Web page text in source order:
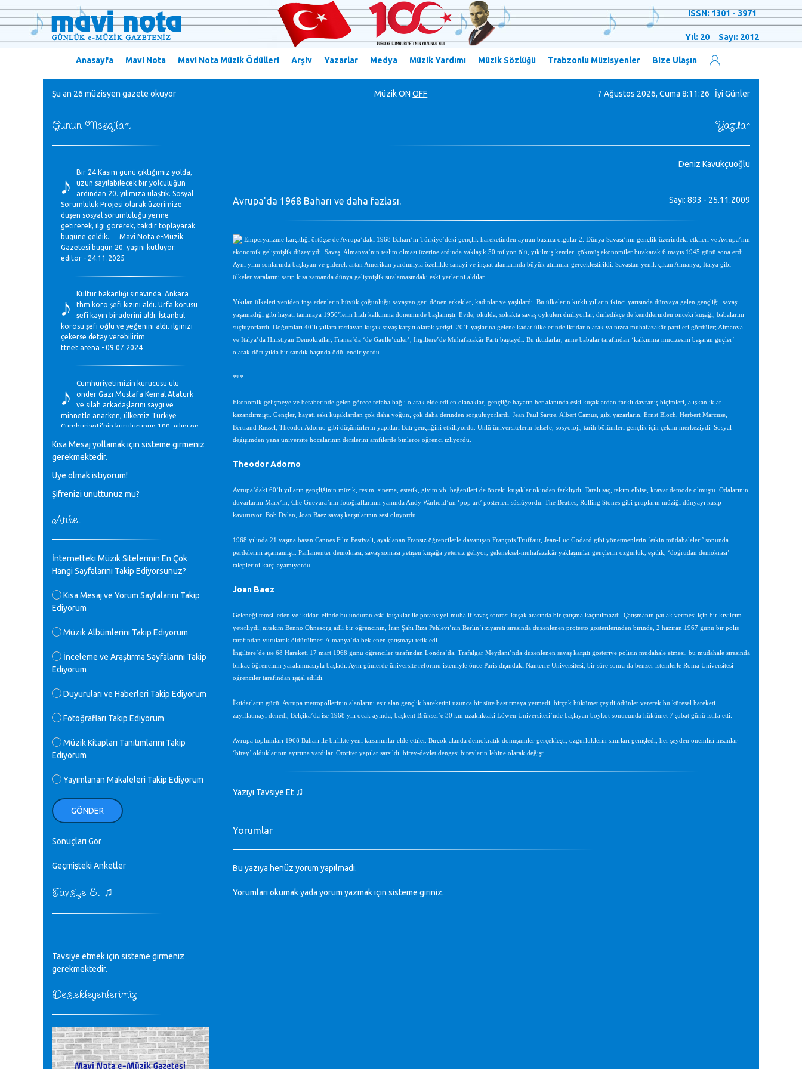
ISSN: 1301 - 3971
Yıl: 20 Sayı: 2012
Anasayfa Mavi Nota Mavi Nota Müzik Ödülleri Arşiv Yazarlar Medya Müzik Yardımı Müzik Sözlüğü Trabzonlu Müzisyenler Bize Ulaşın
Şu an 26 müzisyen gazete okuyor MüzikON OFF 7 Ağustos 2026, Cuma 8:11:27 İyi Günler
Günün Mesajları
♪
Bir 24 Kasım günü çıktığımız yolda,
uzun sayılabilecek bir yolculuğun
ardından 20. yılımıza ulaştık. Sosyal
Sorumluluk Projesi olarak üzerimize
düşen sosyal sorumluluğu yerine
getirerek, ilgi görerek, takdir toplayarak
bugüne geldik. Mavi Nota e-Müzik
Gazetesi bugün 20. yaşını kutluyor.
editör - 24.11.2025
♪
Kültür bakanlığı sınavında. Ankara
thm koro şefi kızını aldı. Urfa korusu
şefi kayın biraderini aldı. İstanbul
korosu şefi oğlu ve yeğenini aldı. ilginizi
çekerse detay verebilirim
ttnet arena - 09.07.2024
♪
Cumhuriyetimizin kurucusu ulu
önder Gazi Mustafa Kemal Atatürk
ve silah arkadaşlarını saygı ve
minnetle anarken, ülkemiz Türkiye
Cumhuriyeti’nin kuruluşunun 100. yılını en
Mavi Nota - 28.10.2023
♪
Müzik Bölümlerinin Eğitim
Gülşah Sargın Kaptaş - 28.10.2023
♪
Mavi Nota - 07.02.2023
♪
30 yıl sonra karşılaşmak çok güzel
Kurtuluş, teveccüh etmişsin çok
verirsen sevinirim, selamlar, sevgiler.
♪
yıllarımda özel radyo yayıncılığı
ödülüne layık görülmüştüm evde yıllar
arayayım dediğimde ikinci büyük şoku
yaşadım 1994 de verdiği ödülü değerli
hocam arşivinde fotoğraf larımız ile
emek emeği geçen herkese en derin
ellerinden benim için öpün.
Kurtuluş Çelebi - 07.01.2023
♪
Mavi Nota - 24.11.2022
♪
Biliyorum Cüneyt bey, yazımda da
♪
sayın müfit bey bilgilerinizi kontrol
edi 6440 sayılı cso kurulrş kanununda
Kısa Mesaj yollamak için sisteme girmeniz
gerekmektedir.
Üye olmak istiyorum!
Şifrenizi unuttunuz mu?
Anket
İnternetteki Müzik Sitelerinin En Çok
Hangi Sayfalarını Takip Ediyorsunuz?
Kısa Mesaj ve Yorum Sayfalarını Takip
Ediyorum
Müzik Albümlerini Takip Ediyorum
İnceleme ve Araştırma Sayfalarını Takip
Ediyorum
Duyuruları ve Haberleri Takip Ediyorum
Fotoğrafları Takip Ediyorum
Müzik Kitapları Tanıtımlarını Takip
Ediyorum
Yayımlanan Makaleleri Takip Ediyorum
GÖNDER
Sonuçları Gör
Geçmişteki Anketler
Tavsiye Et ♫
Tavsiye etmek için sisteme girmeniz
gerekmektedir.
Destekleyenlerimiz
Yazılar
Deniz Kavukçuoğlu
Avrupa'da 1968 Baharı ve daha fazlası. Sayı: 893 - 25.11.2009
Emperyalizme karşıtlığı örtüşse de Avrupa’daki 1968 Baharı’nı Türkiye’deki gençlik hareketinden ayıran başlıca olgular 2. Dünya Savaşı’nın gençlik üzerindeki etkileri ve Avrupa’nın
ekonomik gelişmişlik düzeyiydi. Savaş, Almanya’nın teslim olması üzerine ardında yaklaşık 50 milyon ölü, yıkılmış kentler, çökmüş ekonomiler bırakarak 6 mayıs 1945 günü sona erdi.
Aynı yılın sonlarında başlayan ve giderek artan Amerikan yardımıyla özellikle sanayi ve inşaat alanlarında büyük atılımlar gerçekleştirildi. Savaştan yenik çıkan Almanya, İtalya gibi
ülkeler yaralarını sarıp kısa zamanda dünya gelişmişlik sıralamasındaki eski yerlerini aldılar.
Yıkılan ülkeleri yeniden inşa edenlerin büyük çoğunluğu savaştan geri dönen erkekler, kadınlar ve yaşlılardı. Bu ülkelerin kırklı yılların ikinci yarısında dünyaya gelen gençliği, savaşı
yaşamadığı gibi hayatı tanımaya 1950’lerin hızlı kalkınma döneminde başlamıştı. Evde, okulda, sokakta savaş öyküleri dinliyorlar, dinledikçe de kendilerinden önceki kuşağı, babalarını
suçluyorlardı. Doğumları 40’lı yıllara rastlayan kuşak savaş karşıtı olarak yetişti. 20’li yaşlarına gelene kadar ülkelerinde iktidar olarak yalnızca muhafazakâr partileri gördüler; Almanya
ve İtalya’da Hıristiyan Demokratlar, Fransa’da ‘de Gaulle’cüler’, İngiltere’de Muhafazakâr Parti baştaydı. Bu iktidarlar, anne babalar tarafından ‘kalkınma mucizesini başaran güçler’
olarak dört yılda bir sandık başında ödüllendiriyordu.
***
Ekonomik gelişmeye ve beraberinde gelen görece refaha bağlı olarak elde edilen olanaklar, gençliğe hayatın her alanında eski kuşaklardan farklı davranış biçimleri, alışkanlıklar
kazandırmıştı. Gençler, hayatı eski kuşaklardan çok daha yoğun, çok daha derinden sorguluyorlardı. Jean Paul Sartre, Albert Camus, gibi yazarların, Ernst Bloch, Herbert Marcuse,
Bertrand Russel, Theodor Adorno gibi düşünürlerin yapıtları Batı gençliğini etkiliyordu. Ünlü üniversitelerin felsefe, sosyoloji, tarih bölümleri gençlik için çekim merkeziydi. Sosyal
değişimden yana üniversite hocalarının derslerini amfilerde binlerce öğrenci izliyordu.
Theodor Adorno
Avrupa’daki 60’lı yılların gençliğinin müzik, resim, sinema, estetik, giyim vb. beğenileri de önceki kuşaklarınkinden farklıydı. Taralı saç, takım elbise, kravat demode olmuştu. Odalarının
duvarlarını Marx’ın, Che Guevara’nın fotoğraflarının yanında Andy Warhold’un ‘pop art’ posterleri süslüyordu. The Beatles, Rolling Stones gibi grupların müziği dünyayı kasıp
kavuruyor, Bob Dylan, Joan Baez savaş karşıtlarının sesi oluyordu.
1968 yılında 21 yaşına basan Cannes Film Festivali, ayaklanan Fransız öğrencilerle dayanışan François Truffaut, Jean-Luc Godard gibi yönetmenlerin ‘etkin müdahaleleri’ sonunda
perdelerini açamamıştı. Parlamenter demokrasi, savaş sonrası yetişen kuşağa yetersiz geliyor, geleneksel-muhafazakâr yaklaşımlar gençlerin özgürlük, eşitlik, ‘doğrudan demokrasi’
taleplerini karşılayamıyordu.
Joan Baez
Geleneği temsil eden ve iktidarı elinde bulunduran eski kuşaklar ile potansiyel-muhalif savaş sonrası kuşak arasında bir çatışma kaçınılmazdı. Çatışmanın patlak vermesi için bir kıvılcım
yeterliydi; nitekim Benno Ohnesorg adlı bir öğrencinin, İran Şahı Rıza Pehlevi’nin Berlin’i ziyareti sırasında düzenlenen protesto gösterilerinden birinde, 2 haziran 1967 günü bir polis
tarafından vurularak öldürülmesi Almanya’da beklenen çatışmayı tetikledi.
İngiltere’de ise 68 Hareketi 17 mart 1968 günü öğrenciler tarafından Londra’da, Trafalgar Meydanı’nda düzenlenen savaş karşıtı gösteriye polisin müdahale etmesi, bu müdahale sırasında
birkaç öğrencinin yaralanmasıyla başladı. Aynı günlerde üniversite reformu istemiyle önce Paris dışındaki Nanterre Üniversitesi, bir süre sonra da benzer istemlerle Roma Üniversitesi
öğrenciler tarafından işgal edildi.
İktidarların gücü, Avrupa metropollerinin alanlarını esir alan gençlik hareketini uzunca bir süre bastırmaya yetmedi, birçok hükümet çeşitli ödünler vererek bu küresel hareketi
zayıflatmayı denedi, Belçika’da ise 1968 yılı ocak ayında, başkent Brüksel’e 30 km uzaklıktaki Löwen Üniversitesi’nde başlayan boykot sonucunda hükümet 7 şubat günü istifa etti.
Avrupa toplumları 1968 Baharı ile birlikte yeni kazanımlar elde ettiler. Birçok alanda demokratik dönüşümler gerçekleşti, özgürlüklerin sınırları genişledi, her şeyden önemlisi insanlar
‘birey’ olduklarının ayırtına vardılar. Otoriter yapılar sarsıldı, birey-devlet dengesi bireylerin lehine olarak değişti.
Yazıyı Tavsiye Et ♫
Yorumlar
Bu yazıya henüz yorum yapılmadı.
Yorumları okumak yada yorum yazmak için sisteme giriniz.